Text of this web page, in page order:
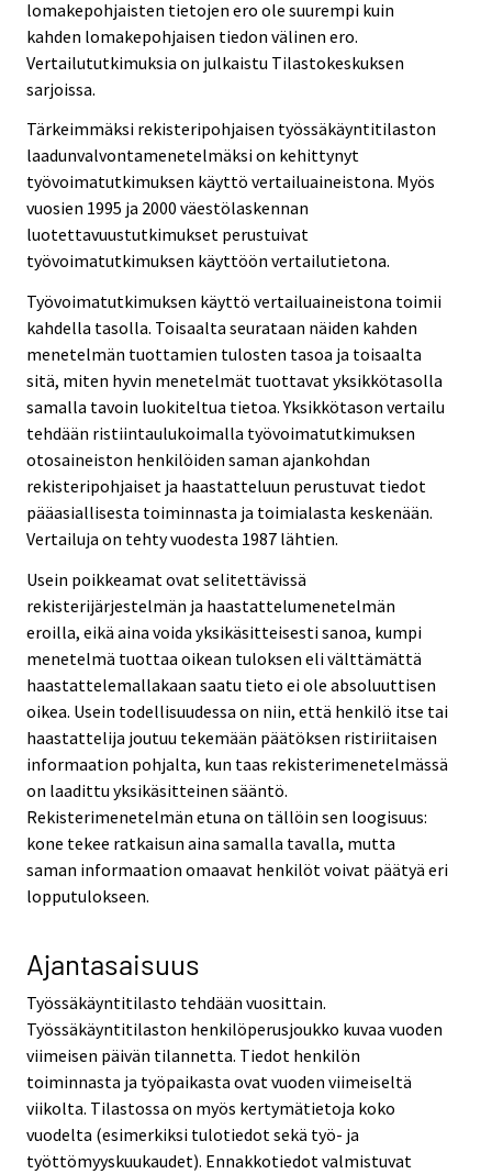
lomakepohjaisten tietojen ero ole suurempi kuin
kahden lomakepohjaisen tiedon välinen ero.
Vertailututkimuksia on julkaistu Tilastokeskuksen
sarjoissa.
Tärkeimmäksi rekisteripohjaisen työssäkäyntitilaston
laadunvalvontamenetelmäksi on kehittynyt
työvoimatutkimuksen käyttö vertailuaineistona. Myös
vuosien 1995 ja 2000 väestölaskennan
luotettavuustutkimukset perustuivat
työvoimatutkimuksen käyttöön vertailutietona.
Työvoimatutkimuksen käyttö vertailuaineistona toimii
kahdella tasolla. Toisaalta seurataan näiden kahden
menetelmän tuottamien tulosten tasoa ja toisaalta
sitä, miten hyvin menetelmät tuottavat yksikkötasolla
samalla tavoin luokiteltua tietoa. Yksikkötason vertailu
tehdään ristiintaulukoimalla työvoimatutkimuksen
otosaineiston henkilöiden saman ajankohdan
rekisteripohjaiset ja haastatteluun perustuvat tiedot
pääasiallisesta toiminnasta ja toimialasta keskenään.
Vertailuja on tehty vuodesta 1987 lähtien.
Usein poikkeamat ovat selitettävissä
rekisterijärjestelmän ja haastattelumenetelmän
eroilla, eikä aina voida yksikäsitteisesti sanoa, kumpi
menetelmä tuottaa oikean tuloksen eli välttämättä
haastattelemallakaan saatu tieto ei ole absoluuttisen
oikea. Usein todellisuudessa on niin, että henkilö itse tai
haastattelija joutuu tekemään päätöksen ristiriitaisen
informaation pohjalta, kun taas rekisterimenetelmässä
on laadittu yksikäsitteinen sääntö.
Rekisterimenetelmän etuna on tällöin sen loogisuus:
kone tekee ratkaisun aina samalla tavalla, mutta
saman informaation omaavat henkilöt voivat päätyä eri
lopputulokseen.
Ajantasaisuus
Työssäkäyntitilasto tehdään vuosittain.
Työssäkäyntitilaston henkilöperusjoukko kuvaa vuoden
viimeisen päivän tilannetta. Tiedot henkilön
toiminnasta ja työpaikasta ovat vuoden viimeiseltä
viikolta. Tilastossa on myös kertymätietoja koko
vuodelta (esimerkiksi tulotiedot sekä työ- ja
työttömyyskuukaudet). Ennakkotiedot valmistuvat